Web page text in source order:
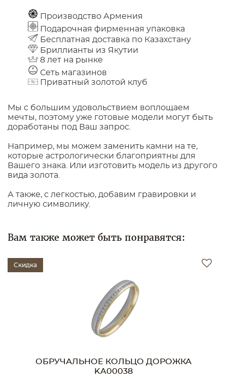
Производство Армения
Подарочная фирменная упаковка
Бесплатная доставка по Казахстану
Бриллианты из Якутии
8 лет на рынке
Сеть магазинов
Приватный золотой клуб
Мы с большим удовольствием воплощаем
мечты, поэтому уже готовые модели могут быть
доработаны под Ваш запрос.
Например, мы можем заменить камни на те,
которые астрологически благоприятны для
Вашего знака. Или изготовить модель из другого
вида золота.
А также, с легкостью, добавим гравировки и
личную символику.
Вам также может быть понравятся:
Скидка
ОБРУЧАЛЬНОЕ КОЛЬЦО ДОРОЖКА
KA00038